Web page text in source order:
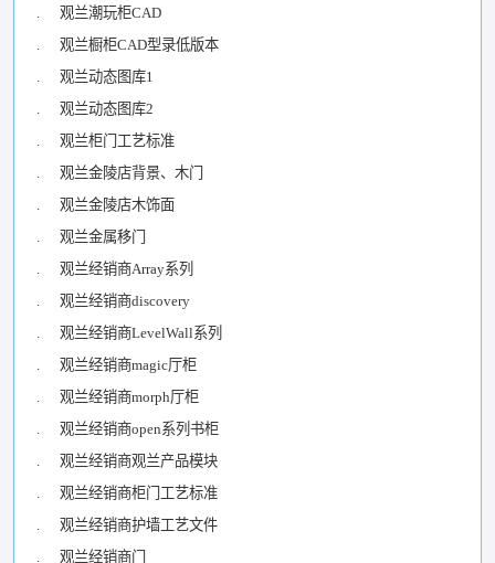
. 观兰潮玩柜CAD
. 观兰橱柜CAD型录低版本
. 观兰动态图库1
. 观兰动态图库2
. 观兰柜门工艺标准
. 观兰金陵店背景、木门
. 观兰金陵店木饰面
. 观兰金属移门
. 观兰经销商Array系列
. 观兰经销商discovery
. 观兰经销商LevelWall系列
. 观兰经销商magic厅柜
. 观兰经销商morph厅柜
. 观兰经销商open系列书柜
. 观兰经销商观兰产品模块
. 观兰经销商柜门工艺标准
. 观兰经销商护墙工艺文件
. 观兰经销商门